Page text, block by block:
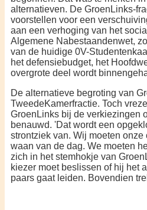
alternatieven. De GroenLinks-
voorstel­len voor een
aan een verho­ging van het
Algemene Nabestaandenwet,
van de huidige 0V-
het defensie­budget, het
overgrote deel wordt
De alternatieve begroting van
TweedeKamerfractie. Toch
GroenLinks bij de ver­kiezingen
benauwd. 'Dat wordt een
stront­ziek van. Wij moeten
waan van de dag. We moeten
zich in het stemhokje van
kiezer moet beslissen of hij het
paars gaat leiden. Bovendien